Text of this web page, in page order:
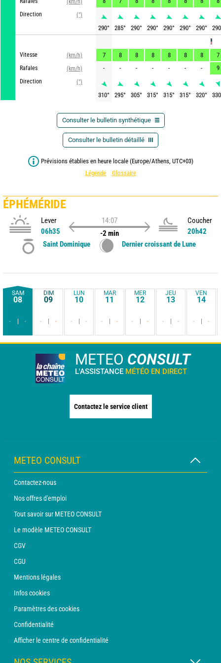
Direction
(°)
GFS
Vitesse
(km/h)
Rafales
(km/h)
Direction
(°)
290° 285° 290° 290° 290° 290° 290° 290
7 8 8 8 8 8 8
7
-
- - - - - - 9
310° 295° 305° 315° 315° 315° 320° 330
Consulter le bulletin synthétique
Consulter le bulletin détaillé
Prévisions établies en heure locale (Europe/Athens, UTC+03)
Légende
Glossaire
ÉPHÉMÉRIDE
Lever
06h35
14:07
-2 min
Coucher
20h42
Saint Dominique
Dernier croissant de Lune
SAM
08
- -
DIM
09
- -
LUN
10
- -
MAR
11
- -
MER
12
- -
JEU
13
- -
VEN
14
- -
METEO CONSULT
L'ASSISTANCE MÉTÉO EN DIRECT
Contactez le service client
METEO CONSULT
Contactez-nous
Nos offres d'emploi
Tout savoir sur METEO CONSULT
Le modèle METEO CONSULT
CGV
CGU
Mentions légales
Infos cookies
Paramètres des cookies
Confidentialité
Afficher le centre de confidentialité